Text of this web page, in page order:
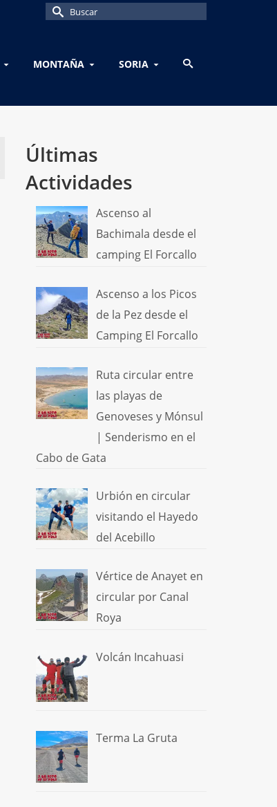
Buscar
MONTAÑA SORIA
Últimas
Actividades
Ascenso al
Bachimala desde el
camping El Forcallo
Ascenso a los Picos
de la Pez desde el
Camping El Forcallo
Ruta circular entre
las playas de
Genoveses y Mónsul
| Senderismo en el
Cabo de Gata
Urbión en circular
visitando el Hayedo
del Acebillo
Vértice de Anayet en
circular por Canal
Roya
Volcán Incahuasi
Terma La Gruta